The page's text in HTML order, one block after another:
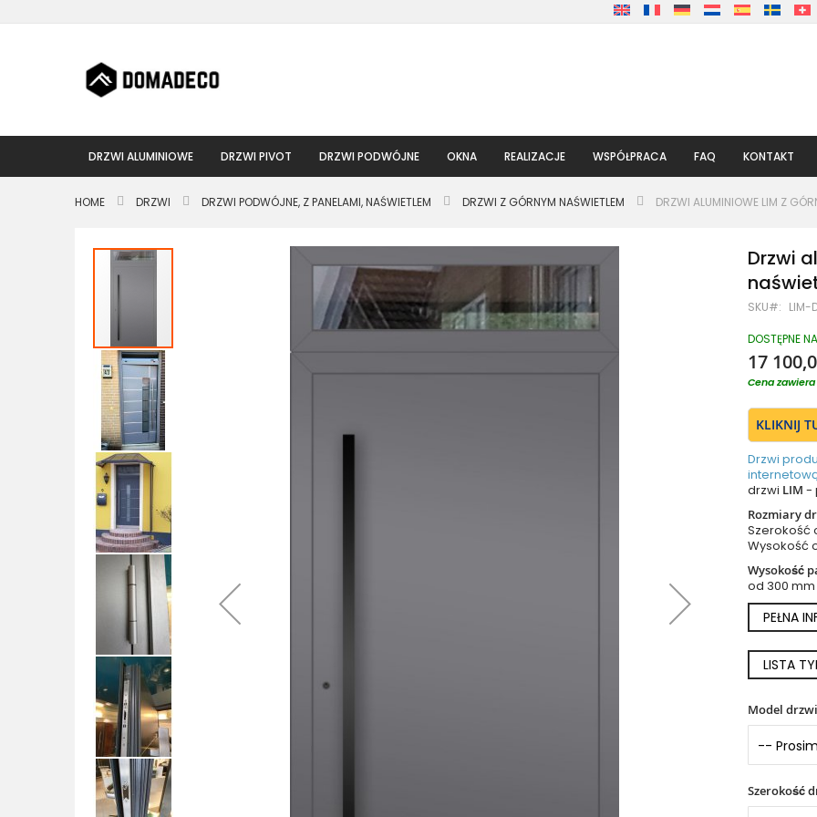
do
DRZWI ALUMINIOWE DRZWI PIVOT DRZWI PODWÓJNE OKNA REALIZACJE WSPÓŁPRACA FAQ KONTAKT
HOME DRZWI DRZWI PODWÓJNE, Z PANELAMI, NAŚWIETLEM DRZWI Z GÓRNYM NAŚWIETLEM DRZWI ALUMINIOWE LIM Z
Przejdź
Drzwi
SKU LIM-
DOSTĘPNE
17
Cena
KLIKNIJ
Drzwi
drzwi LIM -
Rozmiary
Szerokość
Wysokość
Wysokość
od 300
PEŁNA
LISTA
Model drzwi
Szerokość